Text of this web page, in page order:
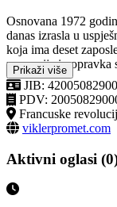
Osnovana 1972
danas izrasla u
koja ima deset
reparacije i popravka
Prikaži više
JIB:
PDV:
Francuske
viklerpromet.com
Aktivni oglasi